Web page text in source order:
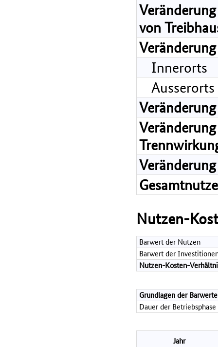
von
Innerorts
Ausserorts
Nutzen-
Barwert der Nutzen
Barwert der
Nutzen-Kosten-
Grundlagen der
Dauer der
Jahr